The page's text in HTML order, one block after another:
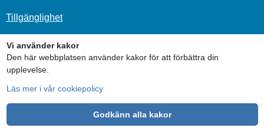
Vi använder kakor
Den här webbplatsen använder kakor för att förbättra din
upplevelse.
Läs mer i vår cookiepolicy
Godkänn alla kakor
Tillgänglighet
Om kakor
Sociala medier